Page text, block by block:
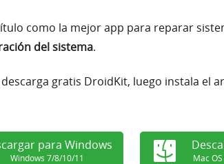
como la mejor app para reparar
del sistema.
gratis DroidKit, luego instala el
para Windows
Windows 7/8/10/11 Mac